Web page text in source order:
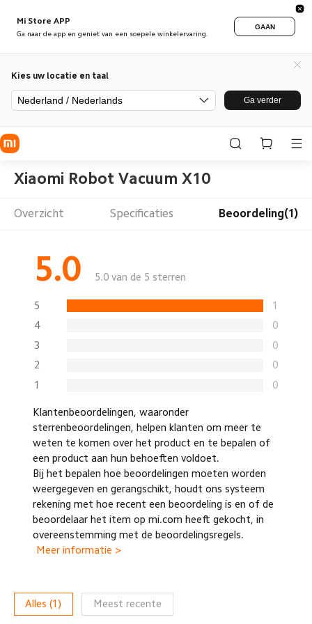
Mi Store APP
Ga naar de app en geniet van een soepele winkelervaring.
GAAN
Kies uw locatie en taal
Nederland / Nederlands Ga verder
Xiaomi Robot Vacuum X10
Overzicht Specificaties Beoordeling(1)
5.0 5.0 van de 5 sterren
5
1
4
0
3
0
2
0
1
0
Klantenbeoordelingen, waaronder
sterrenbeoordelingen, helpen klanten om meer te
weten te komen over het product en te bepalen of
een product aan hun behoeften voldoet.
Bij het bepalen hoe beoordelingen moeten worden
weergegeven en gerangschikt, houdt ons systeem
rekening met hoe recent een beoordeling is en of de
beoordelaar het item op mi.com heeft gekocht, in
overeenstemming met de beoordelingsregels.
Meer informatie >
Alles (1) Meest recente